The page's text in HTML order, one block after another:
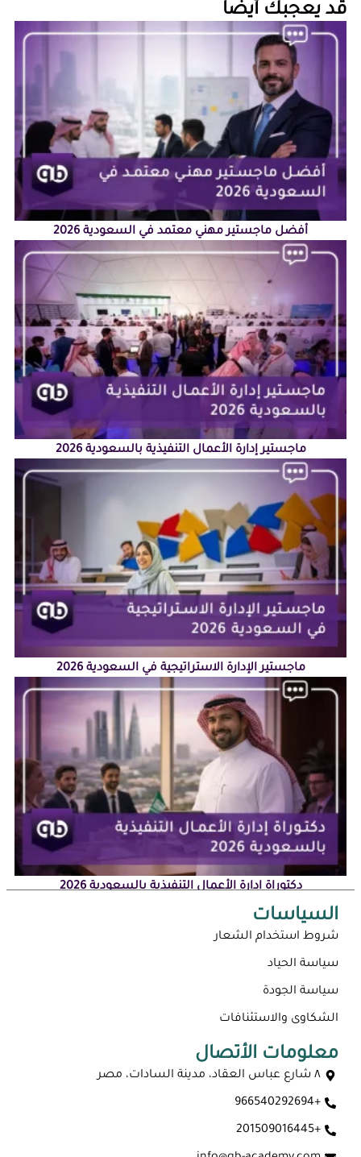
‏قد يعجبك أيضا‏
أفضل ماجستير مهني معتمد في السعودية 2026
ماجستير إدارة الأعمال التنفيذية بالسعودية 2026
ماجستير الإدارة الاستراتيجية في السعودية 2026
دكتوراة إدارة الأعمال التنفيذية بالسعودية 2026
ماجستير عن بعد معتمد في السعودية 2026
السياسات
شروط استخدام الشعار
سياسة الحياد
سياسة الجودة
الشكاوى والاستئنافات
معلومات الأتصال
٨ شارع عباس العقاد، مدينة السادات، مصر
+966540292694
+201509016445